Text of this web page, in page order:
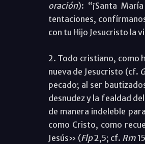
oración): “¡Santa
tentaciones,
con tu Hijo Jesucristo la
2. Todo cristiano, como
nueva de Jesucristo (cf.
pecado; al ser
desnudez y la fealdad
de manera indeleble
como Cristo, como
Jesús» (Flp2,5; cf. Rm